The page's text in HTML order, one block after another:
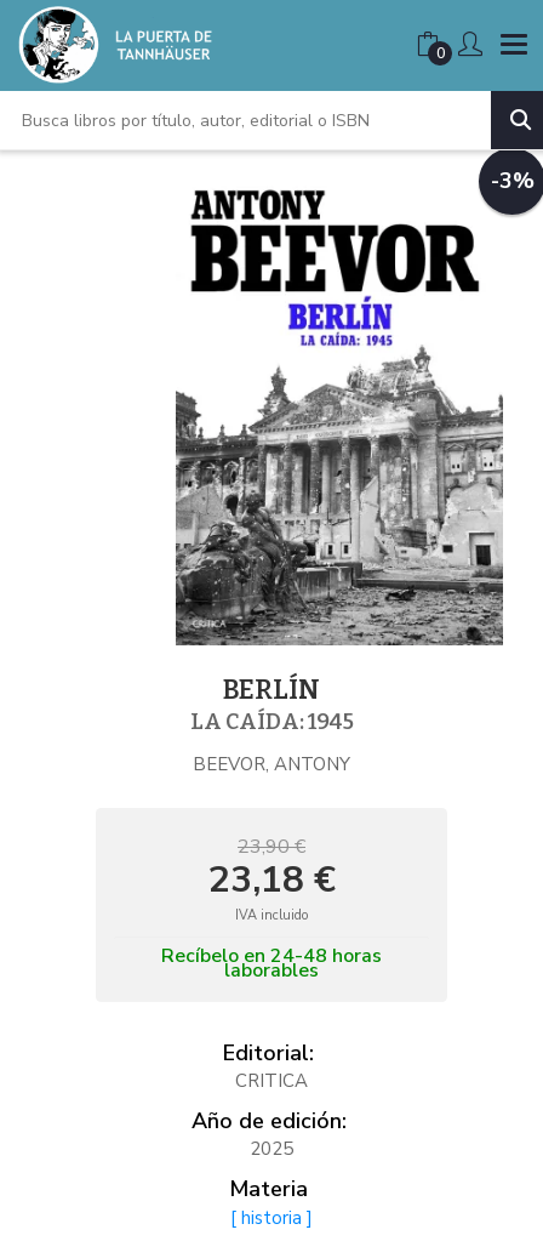
0
-3%
BERLÍN
LA CAÍDA: 1945
BEEVOR, ANTONY
23,90 €
23,18 €
IVA incluido
Recíbelo en 24-48 horas
laborables
Editorial:
CRITICA
Año de edición:
2025
Materia
[ historia ]